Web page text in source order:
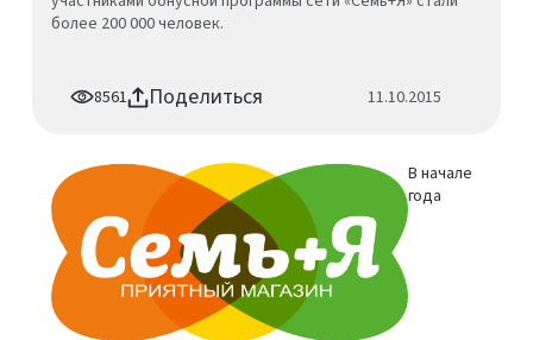
более 200 000 человек.
8561 Поделиться 11.10.2015
В начале
года